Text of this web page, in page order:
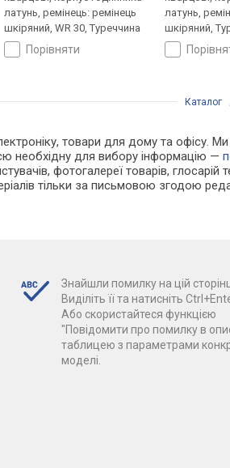
латунь, ремінець: ремінець
шкіряний, WR 30, Туреччина
порівняти
латунь,
шкіряний,
Каталог
товари для дому та офісу.
необхідну для вибору інформацію —
фотогалереї товарів, глосарій
тільки за письмовою згодою
Знайшли помилку на цій
Виділіть її та натисніть
Або скористайтеся функцією
"Повідомити про помилку в
таблицею з параметрами
моделі.